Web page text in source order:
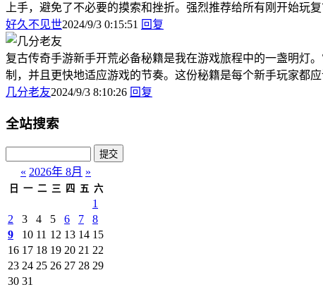
上手，避免了不必要的摸索和挫折。强烈推荐给所有刚开始玩
好久不见世2024/9/3 0:15:51 回复
复古传奇手游新手开荒必备秘籍是我在游戏旅程中的一盏明灯
制，并且更快地适应游戏的节奏。这份秘籍是每个新手玩家都
几分老友2024/9/3 8:10:26 回复
全站搜索
« 2026年 8月 »
日 一 二 三 四 五 六
1
2
3 4 5 6 7
8
9
10 11 12 13 14 15
16 17 18 19 20 21 22
23 24 25 26 27 28 29
30 31